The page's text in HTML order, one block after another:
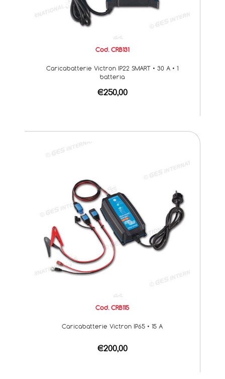
Cod. CRB131
Caricabatterie Victron IP22 SMART • 30 A • 1
batteria
€250,00
Cod. CRB115
Caricabatterie Victron IP65 • 15 A
€200,00